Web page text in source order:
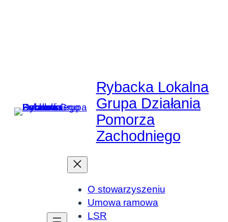
Rybacka Lokalna
Grupa Działania
Pomorza
Zachodniego
O stowarzyszeniu
Umowa ramowa
LSR